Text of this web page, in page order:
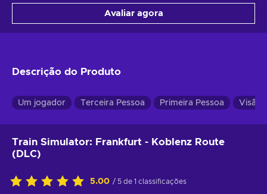
Avaliar agora
Descrição do Produto
Um jogador Terceira Pessoa Primeira Pessoa Visão
Train Simulator: Frankfurt - Koblenz Route
(DLC)
5.00 / 5 de 1 classificações